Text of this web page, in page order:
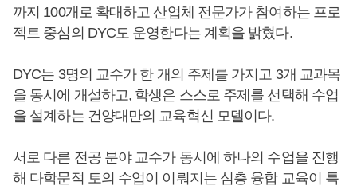
까지 100개로 확대하고 산업체 전문가가 참여하는 프로
젝트 중심의 DYC도 운영한다는 계획을 밝혔다.
DYC는 3명의 교수가 한 개의 주제를 가지고 3개 교과목
을 동시에 개설하고, 학생은 스스로 주제를 선택해 수업
을 설계하는 건양대만의 교육혁신 모델이다.
서로 다른 전공 분야 교수가 동시에 하나의 수업을 진행
해 다학문적 토의 수업이 이뤄지는 심층 융합 교육이 특